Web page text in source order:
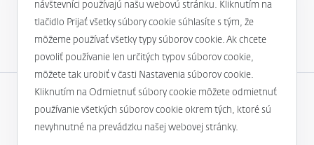
1
návštevníci používajú našu webovú stránku. Kliknutím na
tlačidlo Prijať všetky súbory cookie súhlasíte s tým, že
môžeme používať všetky typy súborov cookie. Ak chcete
povoliť používanie len určitých typov súborov cookie,
môžete tak urobiť v časti Nastavenia súborov cookie.
Kliknutím na Odmietnuť súbory cookie môžete odmietnuť
používanie všetkých súborov cookie okrem tých, ktoré sú
nevyhnutné na prevádzku našej webovej stránky.